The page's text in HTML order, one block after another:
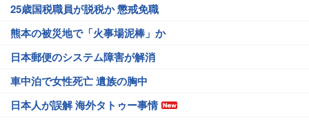
25歳国税職員が脱税か 懲戒免職
熊本の被災地で「火事場泥棒」か
日本郵便のシステム障害が解消
車中泊で女性死亡 遺族の胸中
日本人が誤解 海外タトゥー事情